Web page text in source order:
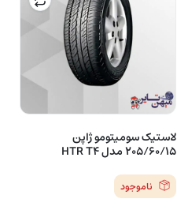
لاستیک سومیتومو ژاپن
205/60/15 مدل HTR T4
ناموجود